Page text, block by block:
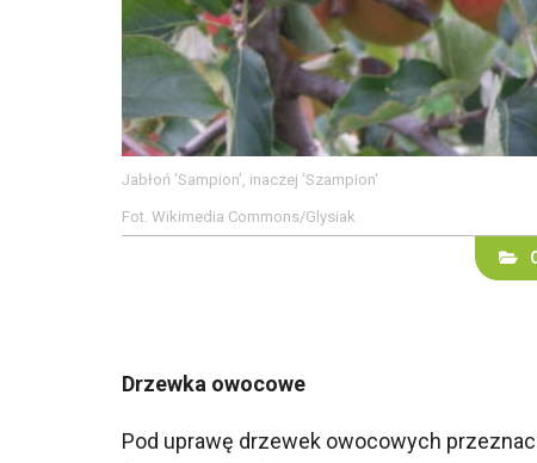
Jabłoń 'Sampion', inaczej 'Szampion'
Fot. Wikimedia Commons/Glysiak
Drzewka owocowe
Pod uprawę drzewek owocowych